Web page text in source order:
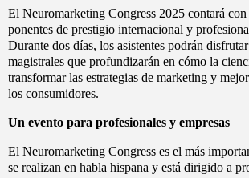
El Neuromarketing Congress 2025 contará
ponentes de prestigio internacional y
Durante dos días, los asistentes podrán
magistrales que profundizarán en cómo la
transformar las estrategias de marketing y
los consumidores.
Un evento para profesionales y empresas
El Neuromarketing Congress es el más
se realizan en habla hispana y está dirigido a